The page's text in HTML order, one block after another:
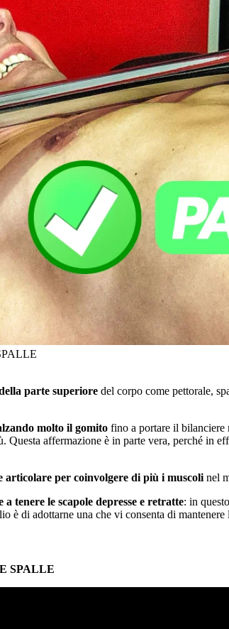
parte superiore del corpo come pettorale,
molto il gomito fino a portare il bilanciere
Questa affermazione è in parte vera, perché in
articolare per coinvolgere di più i muscoli nel
a tenere le scapole depresse e retratte: in
di adottarne una che vi consenta di
SPALLE